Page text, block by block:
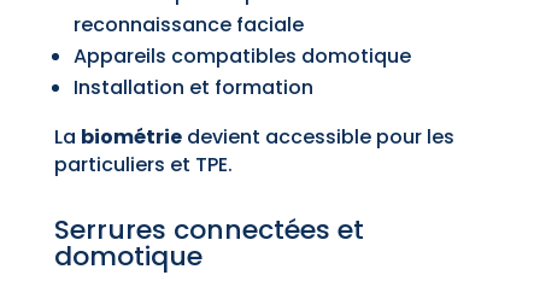
reconnaissance faciale
Appareils compatibles domotique
Installation et formation
La biométriedevient accessible pour les
particuliers et TPE.
Serrures connectées et
domotique